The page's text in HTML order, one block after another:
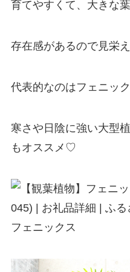
育てやすくて、大きな
存在感があるので見栄
代表的なのはフェニッ
寒さや日陰に強い大型
もオススメ♡
フェニックス